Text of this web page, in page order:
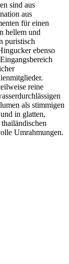
sind aus
aus
für einen
hellem und
puristisch
ebenso
reine
als stimmigen
in glatten,
Umrahmungen.